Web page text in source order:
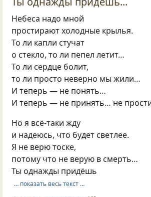
Небеса надо мной
простирают холодные крылья.
То ли капли стучат
о стекло, то ли пепел летит…
То ли сердце болит,
то ли просто неверно мы жили…
И теперь — не понять…
И теперь — не принять… не
Но я всё-таки жду
и надеюсь, что будет светлее.
Я не верю тоске,
потому что не верую в смерть…
Ты однажды придёшь
… показать весь текст …